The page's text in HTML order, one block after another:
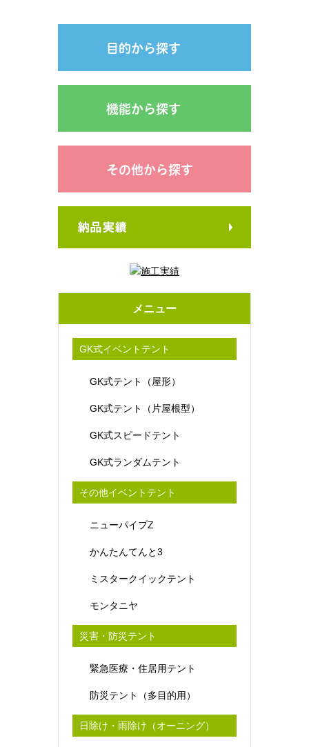
目的から探す
機能から探す
その他から探す
メニュー
GK式イベントテント
GK式テント（屋形）
GK式テント（片屋根型）
GK式スピードテント
GK式ランダムテント
その他イベントテント
ニューパイプZ
かんたんてんと3
ミスタークイックテント
モンタニヤ
災害・防災テント
緊急医療・住居用テント
防災テント（多目的用）
日除け・雨除け（オーニング）